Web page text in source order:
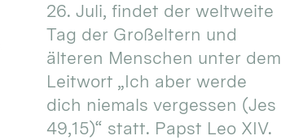
26. Juli, findet der weltweite
Tag der Großeltern und
älteren Menschen unter dem
Leitwort „Ich aber werde
dich niemals vergessen (Jes
49,15)“ statt. Papst Leo XIV.